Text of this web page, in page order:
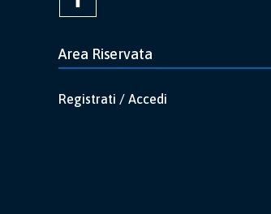
Area Riservata
Registrati / Accedi